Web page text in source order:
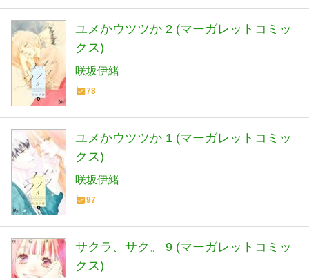
ユメかウツツか 2 (マーガレットコミッ
クス)
咲坂伊緒
78
ユメかウツツか 1 (マーガレットコミッ
クス)
咲坂伊緒
97
サクラ、サク。 9 (マーガレットコミッ
クス)